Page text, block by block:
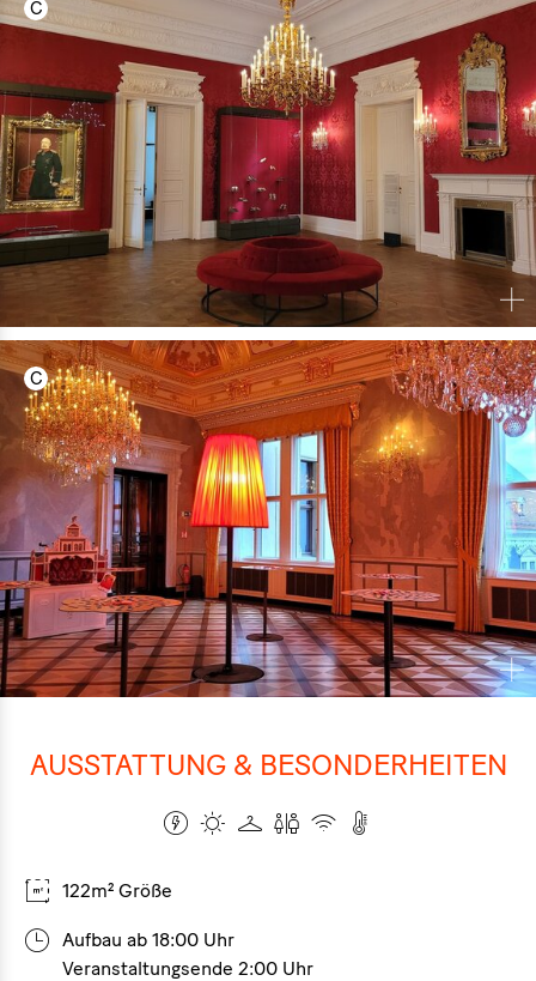
AUSSTATTUNG & BESONDERHEITEN
122m² Größe
Aufbau ab 18:00 Uhr
Veranstaltungsende 2:00 Uhr